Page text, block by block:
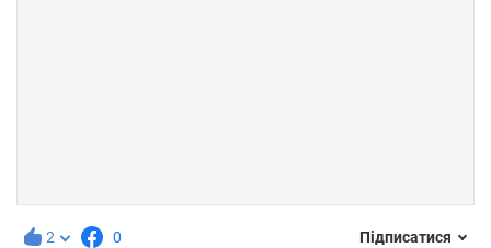
2 0 Підписатися